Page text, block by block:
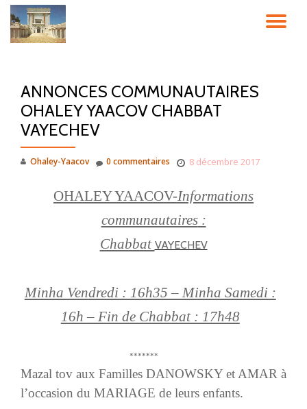
Aller
ANNONCES COMMUNAUTAIRES
OHALEY YAACOV CHABBAT
VAYECHEV
Ohaley-Yaacov 8 décembre 2017
0 commentaires
OHALEY YAACOV-Informations
communautaires:
Chabbat VAYECHEV
Minha Vendredi : 16h35 – Minha Samedi :
16h – Fin de Chabbat : 17h48
*******
Mazal tov aux Familles DANOWSKY et AMAR à
l’occasion du MARIAGE de leurs enfants.